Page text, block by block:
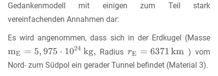
Gedankenmodell mit einigen zum Teil stark
vereinfachenden Annahmen dar:
Es wird angenommen, dass sich in der Erdkugel (Masse
Radius
) vom
Nord- zum Südpol ein gerader Tunnel befindet (Material 3).